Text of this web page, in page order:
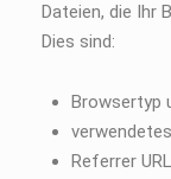
Dateien, die Ihr
Dies sind:
Browsertyp
Referrer URL